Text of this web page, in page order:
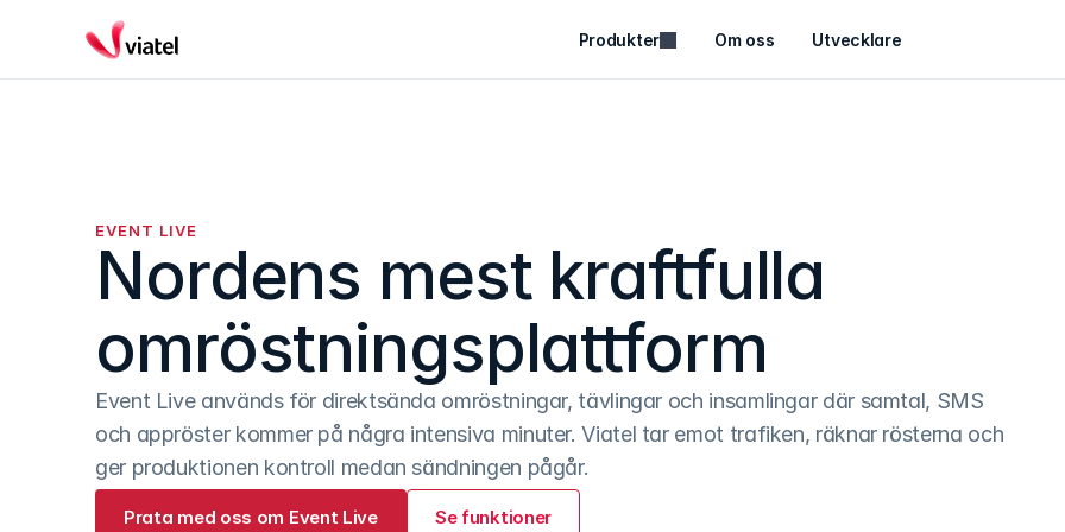
Produkter Om oss Utvecklare
EVENT LIVE
Nordens mest kraftfulla
omröstningsplattform
Event Live används för direktsända omröstningar, tävlingar och insamlingar där samtal, SMS
och appröster kommer på några intensiva minuter. Viatel tar emot trafiken, räknar rösterna och
ger produktionen kontroll medan sändningen pågår.
Prata med oss om Event Live Se funktioner